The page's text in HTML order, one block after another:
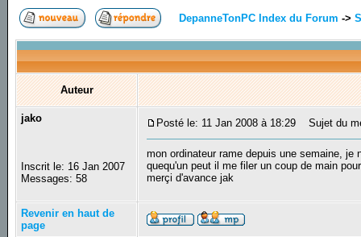
DepanneTonPC Index du Forum ->
Auteur
jako
Inscrit le: 16 Jan 2007
Messages: 58
Posté le: 11 Jan 2008 à 18:29 Sujet du
mon ordinateur rame depuis une semaine, je
quequ'un peut il me filer un coup de main
merçi d'avance jak
Revenir en haut de
page